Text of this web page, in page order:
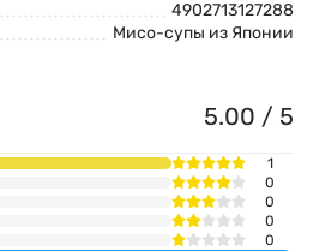
4902713127288
Мисо-супы из Японии
5.00 / 5
1
0
0
0
0